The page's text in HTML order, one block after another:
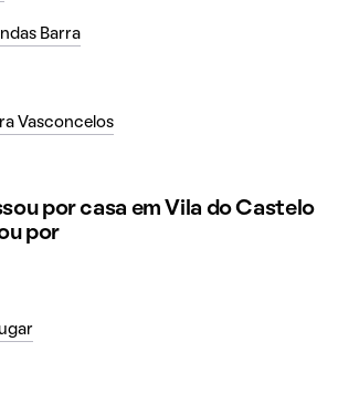
Barra
Vasconcelos
por casa em Vila do Castelo
por